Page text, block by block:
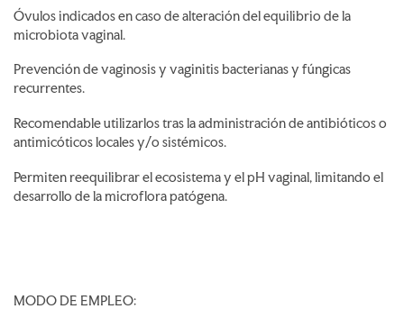
Óvulos indicados en caso de alteración del equilibrio de la
microbiota vaginal.
Prevención de vaginosis y vaginitis bacterianas y fúngicas
recurrentes.
Recomendable utilizarlos tras la administración de antibióticos o
antimicóticos locales y/o sistémicos.
Permiten reequilibrar el ecosistema y el pH vaginal, limitando el
desarrollo de la microflora patógena.
MODO DE EMPLEO: